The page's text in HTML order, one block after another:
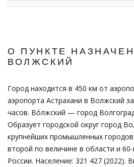
О ПУНКТЕ
ВОЛЖСКИЙ
Город находится в 450 км от
аэропорта Астрахани в Волжский
часов. Во́лжский — город
Образует городской округ город
крупнейших промышленных
второй по величине в области и
России. Население: 321 427 (2022).